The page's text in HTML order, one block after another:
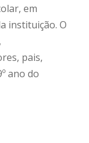
em
instituição. O
pais,
ano do